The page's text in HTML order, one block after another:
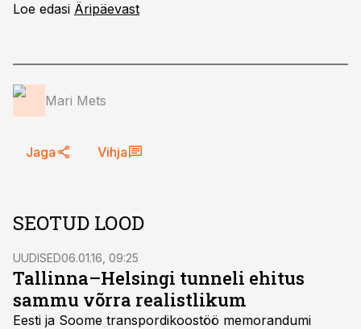
Loe edasi Äripäevast
Mari Mets
Jaga Vihja
SEOTUD LOOD
UUDISED06.01.16, 09:25
Tallinna–Helsingi tunneli ehitus
sammu võrra realistlikum
Eesti ja Soome transpordikoostöö memorandumi